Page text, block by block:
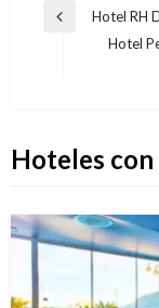
Navegación
Entrada
Hotel RH
Hotel
Hoteles